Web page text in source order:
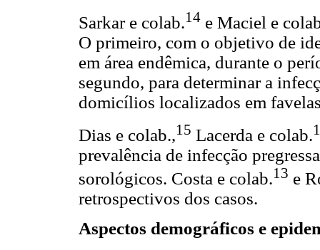
Sarkar e colab.14 e Maciel e
O primeiro, com o objetivo de
em área endêmica, durante o
segundo, para determinar a
domicílios localizados em
Dias e colab.,15 Lacerda e colab.
prevalência de infecção
sorológicos. Costa e colab.13 e
retrospectivos dos casos.
Aspectos demográficos e